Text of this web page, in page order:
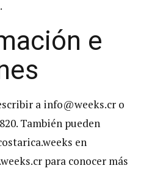
e
a info@weeks.cr o
También pueden
en
para conocer más